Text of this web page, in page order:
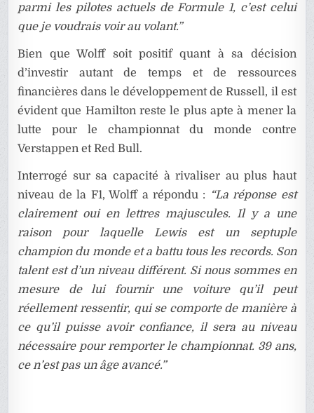
parmi les pilotes actuels de Formule 1, c’est celui
que je voudrais voir au volant.”
Bien que Wolff soit positif quant à sa décision
d’investir autant de temps et de ressources
financières dans le développement de Russell, il est
évident que Hamilton reste le plus apte à mener la
lutte pour le championnat du monde contre
Verstappen et Red Bull.
Interrogé sur sa capacité à rivaliser au plus haut
niveau de la F1, Wolff a répondu :
“La réponse est
clairement oui en lettres majuscules. Il y a une
raison pour laquelle Lewis est un septuple
champion du monde et a battu tous les records. Son
talent est d’un niveau différent. Si nous sommes en
mesure de lui fournir une voiture qu’il peut
réellement ressentir, qui se comporte de manière à
ce qu’il puisse avoir confiance, il sera au niveau
nécessaire pour remporter le championnat. 39 ans,
ce n’est pas un âge avancé.”